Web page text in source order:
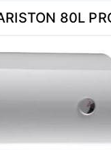
80L